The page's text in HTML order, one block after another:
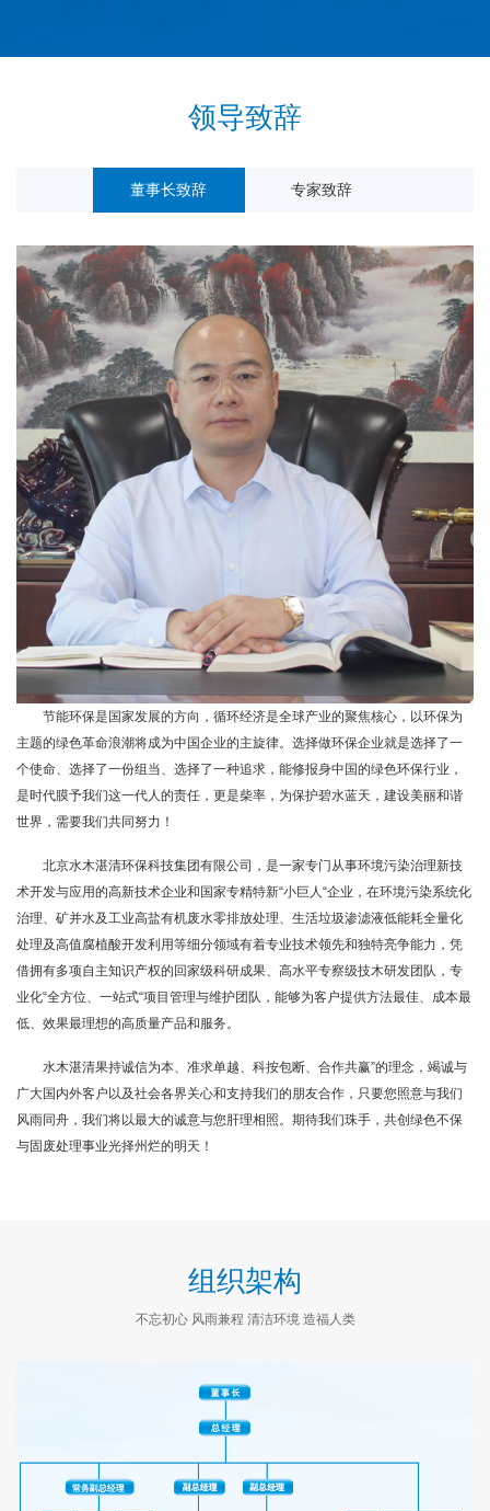
领导致辞
董事长致辞 专家致辞
节能环保是国家发展的方向，循环经济是全球产业的聚焦核心，以环保为
主题的绿色革命浪潮将成为中国企业的主旋律。选择做环保企业就是选择了一
个使命、选择了一份组当、选择了一种追求，能修报身中国的绿色环保行业，
是时代膜予我们这一代人的责任，更是柴率，为保护碧水蓝天，建设美丽和谐
世界，需要我们共同努力！
北京水木湛清环保科技集团有限公司，是一家专门从事环境污染治理新技
术开发与应用的高新技术企业和国家专精特新“小巨人“企业，在环境污染系统化
治理、矿并水及工业高盐有机废水零排放处理、生活垃圾渗滤液低能耗全量化
处理及高值腐植酸开发利用等细分领域有着专业技术领先和独特亮争能力，凭
借拥有多项自主知识产权的回家级科研成果、高水平专察级技木研发团队，专
业化“全方位、一站式“项目管理与维护团队，能够为客户提供方法最佳、成本最
低、效果最理想的高质量产品和服务。
水木湛清果持诚信为本、准求单越、科按包断、合作共赢”的理念，竭诚与
广大国内外客户以及社会各界关心和支持我们的朋友合作，只要您照意与我们
风雨同舟，我们将以最大的诚意与您肝理相照。期待我们珠手，共创绿色不保
与固废处理事业光择州烂的明天！
环境与发展是当今国际社会普遍关注的重大问题，20世纪以来，随着科学
技木的进步和生产力的提高，使人类得以创港出前所未有的物质财富。但与此
同时，人口剧增、资源过度消耗、环填污染、生态被坏等全球性问题也日益突
出，严重阻碍了人类社会的长远发展和生活质量的提高。保护环境，实现可持
续发展战略，是当今世界的共识。
从事固体废物处理研究工作45年来，我和我的同事一直在努力创造更多更
优的固体皮物处理方法和途径，也取得了一些成果，但要把这些科按成果真正
转化为经济效益和社会价值，需要环保技术不断向产业化发展。可以说，科技
成果转化能力与环保产业发展高度相关，环境科研的最终效应在很大程度上取
决于科技成果转化的效率。很高兴看到，水木湛洁作为一家新型环保企业的延
生，以保护环境、固废处理、促进科技成果转化为己任，必然会给环保行业带
来新的改变和惊素。
十八大报告中提出生态发展和美丽中国的建设目标，这是我们每个环保人
乃至每个公民的奋斗目标。环保事业需要依革公众的力量，期里更多的企业参
与环保产业，期望要多的有志之土搜身环保事业，共同为美化环境出力，为人
类健康和子孙后代造福!
组织架构
不忘初心 风雨兼程 清洁环境 造福人类